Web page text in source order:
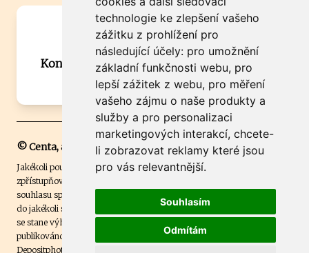
technologie ke zlepšení vašeho
zážitku z prohlížení pro
následující účely: pro umožnění
základní funkčnosti webu, pro
lepší zážitek z webu, pro měření
vašeho zájmu o naše produkty a
služby a pro personalizaci
marketingových interakcí, chcete-
li zobrazovat reklamy které jsou
pro vás relevantnější.
Souhlasím
Odmítám
Máte zajímavou informaci? Chcete
spolupracovat?
Kontaktujte šéfredaktora Martina Chalupu:
chalupa@ctidoma.cz
© Centa, a.s.
Jakékoli použití obsahu včetně převzetí, šíření či dalšího užití a
zpřístupňování textových či obrazových materiálů bez písemného
souhlasu společnosti Centa,a.s. je zakázáno. Čtenář svým přihlášením
do jakékoli soutěže na našem webu dává souhlas s tím, že v případě, že
se stane výhercem této soutěže, může být jeho jméno na webu
publikováno. Centa, a.s. využívala licenci ČTK a využívá fotografie z
Depositphotos